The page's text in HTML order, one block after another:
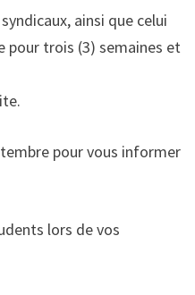
ainsi que celui
pour trois (3) semaines et
pour vous informer
lors de vos